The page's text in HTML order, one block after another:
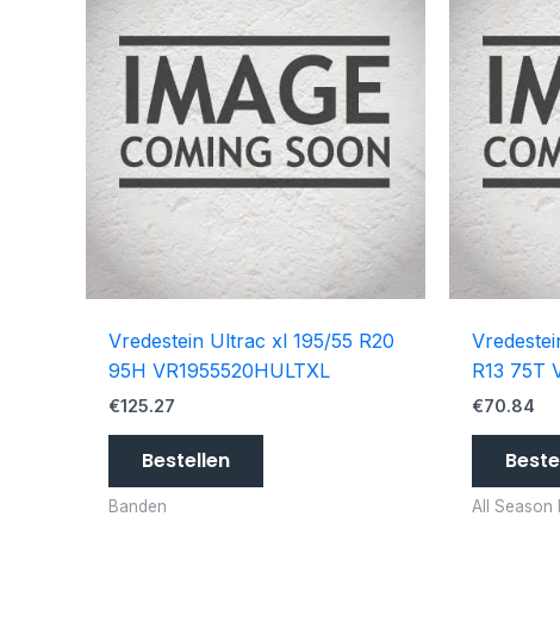
Vredestein Ultrac xl 195/55 R20
95H VR1955520HULTXL
€125.27
Bestellen
Banden
R13 75T
€70.84
All Season